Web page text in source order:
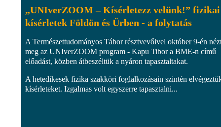
„UNIverZOOM – Kísérletezz velünk!” fizikai
kísérletek Földön és Űrben - a folytatás
A Természettudományos Tábor résztvevőivel október 9-én
meg az UNIverZOOM program - Kapu Tibor a BME-n című
előadást, közben átbeszéltük a nyáron tapasztaltakat.
A hetedikesek fizika szakköri foglalkozásain szintén
kísérleteket. Izgalmas volt egyszerre tapasztalni...